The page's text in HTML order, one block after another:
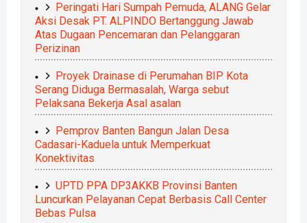
Peringati Hari Sumpah Pemuda, ALANG Gelar
Aksi Desak PT. ALPINDO Bertanggung Jawab
Atas Dugaan Pencemaran dan Pelanggaran
Perizinan
Proyek Drainase di Perumahan BIP Kota
Serang Diduga Bermasalah, Warga sebut
Pelaksana Bekerja Asal asalan
Pemprov Banten Bangun Jalan Desa
Cadasari-Kaduela untuk Memperkuat
Konektivitas
UPTD PPA DP3AKKB Provinsi Banten
Luncurkan Pelayanan Cepat Berbasis Call Center
Bebas Pulsa